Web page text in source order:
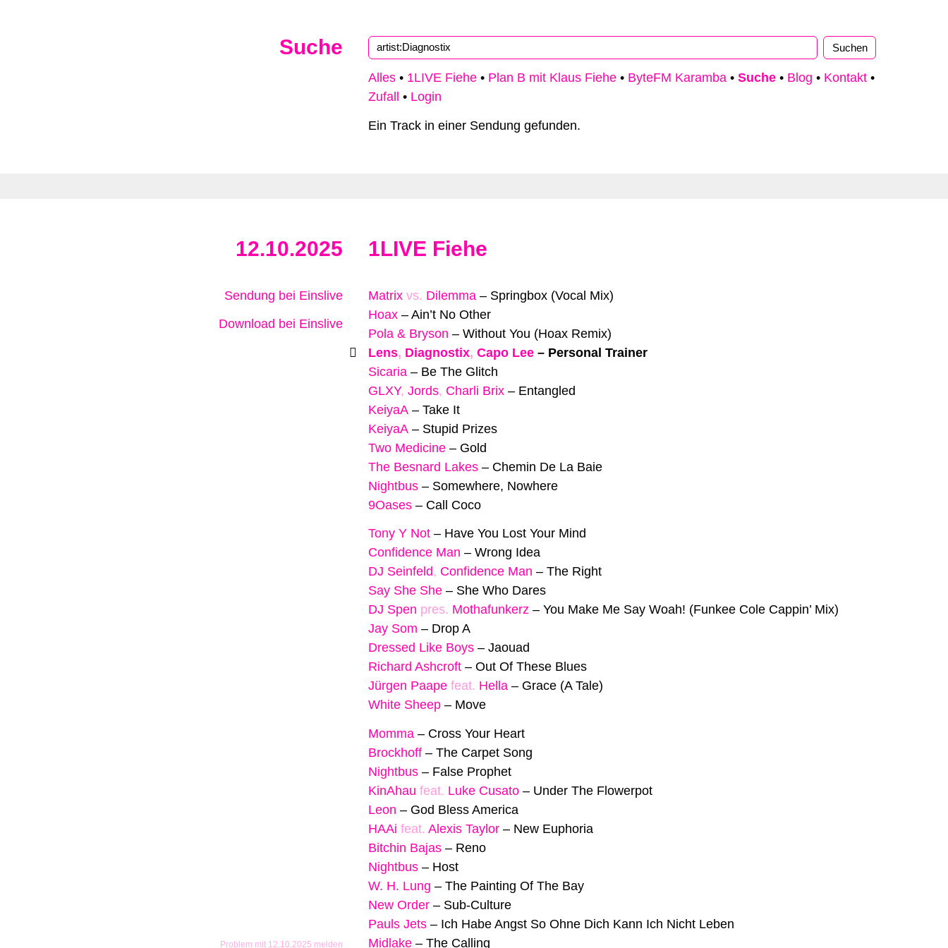
Suche
Alles • 1LIVE Fiehe • Plan B mit Klaus Fiehe • ByteFM Karamba • Suche • Blog • Kontakt •
Zufall
• Login
Ein Track in einer Sendung gefunden.
12.10.2025 1LIVE Fiehe
Sendung bei Einslive
Download bei Einslive
Problem mit 12.10.2025 melden
Matrix vs. Dilemma – Springbox (Vocal Mix)
Hoax – Ain’t No Other
Pola & Bryson – Without You (Hoax Remix)
Lens, Diagnostix, Capo Lee – Personal Trainer
Sicaria – Be The Glitch
GLXY, Jords, Charli Brix – Entangled
KeiyaA – Take It
KeiyaA – Stupid Prizes
Two Medicine – Gold
The Besnard Lakes – Chemin De La Baie
Nightbus – Somewhere, Nowhere
9Oases – Call Coco
Tony Y Not – Have You Lost Your Mind
Confidence Man – Wrong Idea
DJ Seinfeld, Confidence Man – The Right
Say She She – She Who Dares
DJ Spen pres. Mothafunkerz – You Make Me Say Woah! (Funkee Cole Cappin’ Mix)
Jay Som – Drop A
Dressed Like Boys – Jaouad
Richard Ashcroft – Out Of These Blues
Jürgen Paape feat. Hella – Grace (A Tale)
White Sheep – Move
Momma – Cross Your Heart
Brockhoff – The Carpet Song
Nightbus – False Prophet
KinAhau feat. Luke Cusato – Under The Flowerpot
Leon – God Bless America
HAAi feat. Alexis Taylor – New Euphoria
Bitchin Bajas – Reno
Nightbus – Host
W. H. Lung – The Painting Of The Bay
New Order – Sub-Culture
Pauls Jets – Ich Habe Angst So Ohne Dich Kann Ich Nicht Leben
Midlake – The Calling